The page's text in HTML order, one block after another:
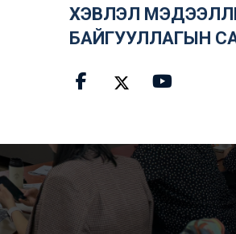
ХЭВЛЭЛ
БАЙГУУЛЛАГЫН